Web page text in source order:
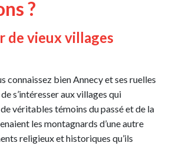
?
de vieux villages
connaissez bien Annecy et ses ruelles
s’intéresser aux villages qui
véritables témoins du passé et de la
les montagnards d’une autre
religieux et historiques qu’ils